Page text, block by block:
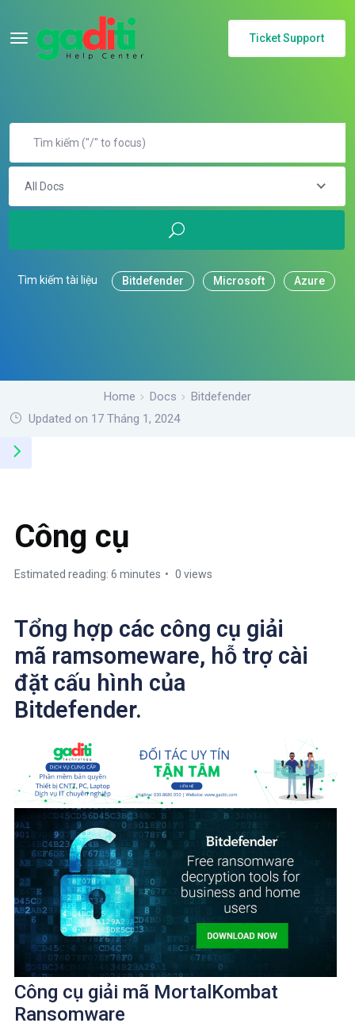
Ticket Support
All Docs
Tìm kiếm tài liệu Bitdefender Microsoft Azure
Home Docs
Bitdefender
Updated on 17 Tháng 1, 2024
Công cụ
Estimated reading: 6 minutes 0 views
Tổng hợp các công cụ giải
mã ramsomeware, hỗ trợ cài
đặt cấu hình của
Bitdefender.
Công cụ giải mã MortalKombat
Ransomware